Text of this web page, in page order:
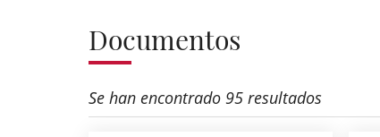
Documentos
Se han encontrado 95 resultados